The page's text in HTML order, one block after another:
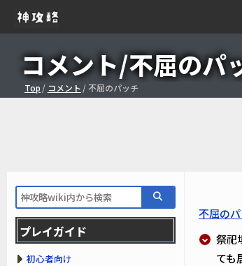
コメント/不屈のパ
Top / コメント /不屈のパッチ
不屈の
祭祀
ても
プレイガイド
初心者向け